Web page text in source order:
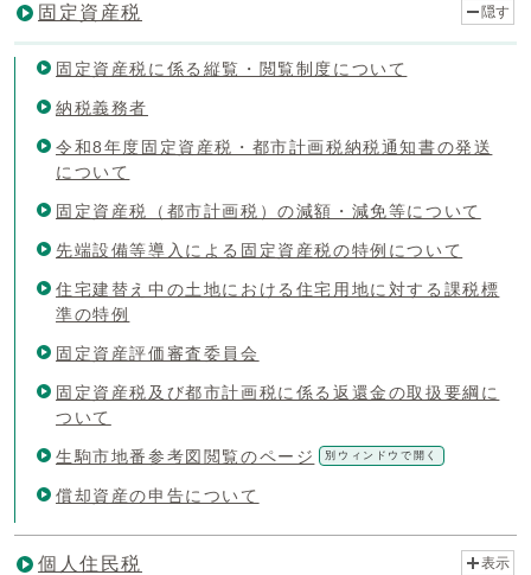
固定資産税 隠す
固定資産税に係る縦覧・閲覧制度について
納税義務者
令和8年度固定資産税・都市計画税納税通知書の発送
について
固定資産税（都市計画税）の減額・減免等について
先端設備等導入による固定資産税の特例について
住宅建替え中の土地における住宅用地に対する課税標
準の特例
固定資産評価審査委員会
固定資産税及び都市計画税に係る返還金の取扱要綱に
ついて
生駒市地番参考図閲覧のページ 別ウィンドウで開く
償却資産の申告について
個人住民税 表示